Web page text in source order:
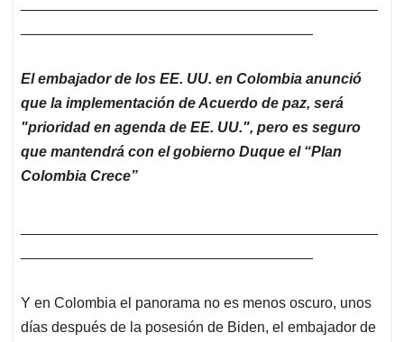
El embajador de los EE. UU. en Colombia anunció
que la implementación de Acuerdo de paz, será
"prioridad en agenda de EE. UU.", pero es seguro
que mantendrá con el gobierno Duque el “Plan
Colombia Crece”
Y en Colombia el panorama no es menos oscuro, unos
días después de la posesión de Biden, el embajador de